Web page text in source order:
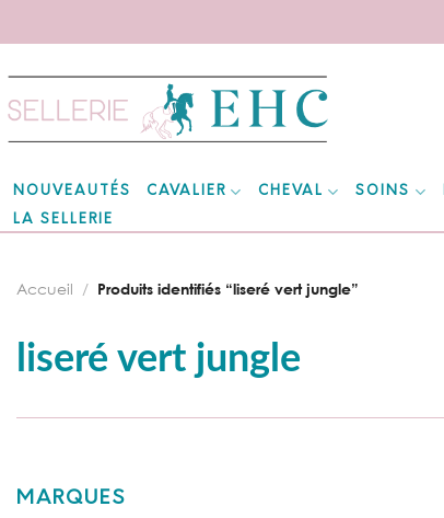
to
content
NOUVEAUTÉS CAVALIER CHEVAL SOINS
LA SELLERIE
liseré vert jungle
Accueil / Produits identifiés “liseré vert jungle”
MARQUES